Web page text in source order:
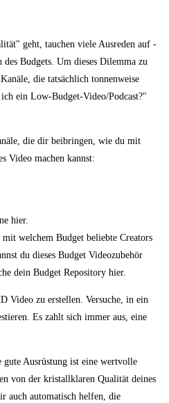
geht, tauchen viele Ausreden auf -
Budgets. Um dieses Dilemma zu
die tatsächlich tonnenweise
ein Low-Budget-Video/Podcast?"
die dir beibringen, wie du mit
Video machen kannst:
hier.
welchem Budget beliebte Creators
du dieses Budget Videozubehör
dein Budget Repository hier.
Video zu erstellen. Versuche, in ein
Es zahlt sich immer aus, eine
Ausrüstung ist eine wertvolle
von der kristallklaren Qualität deines
auch automatisch helfen, die